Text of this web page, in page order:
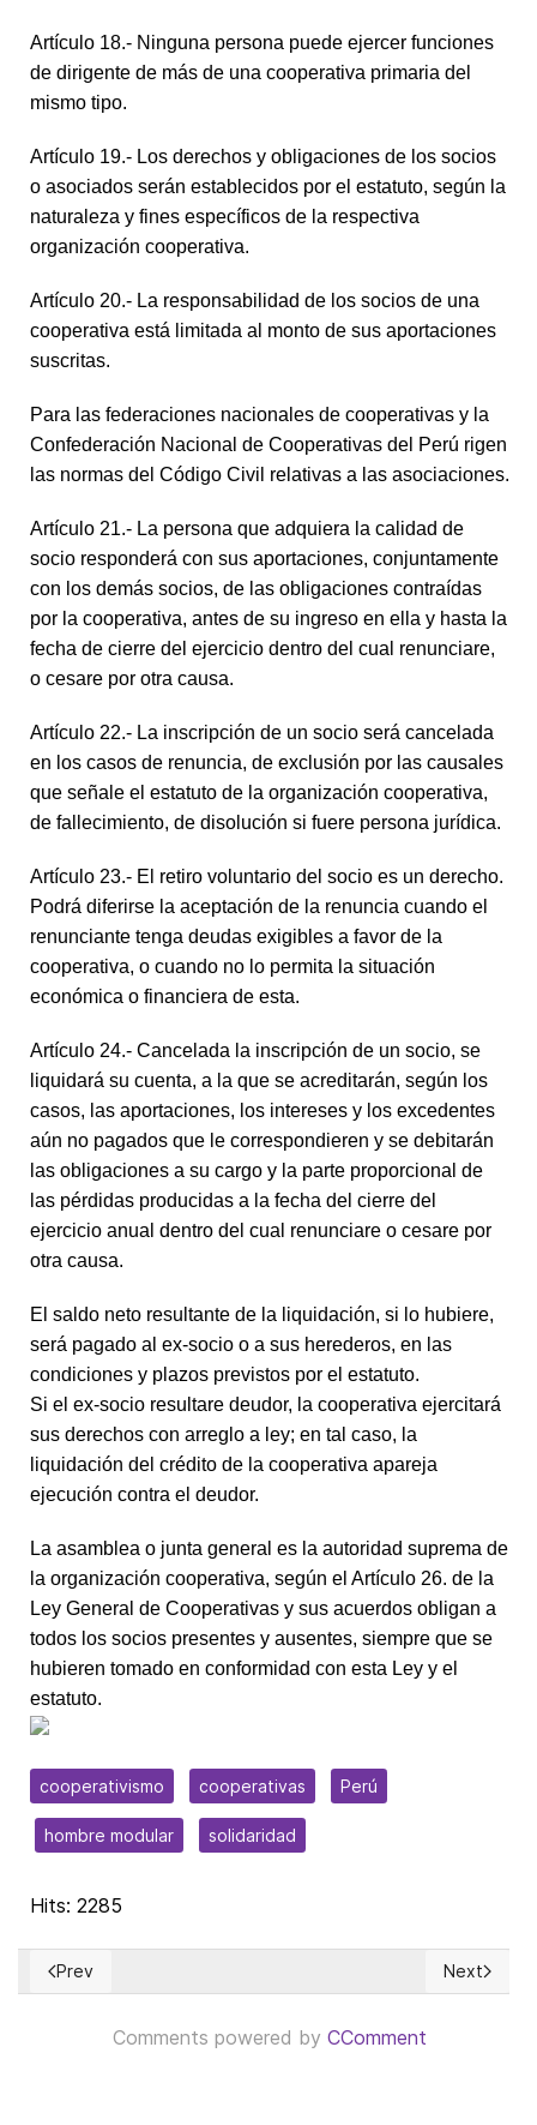
Artículo 18.- Ninguna persona puede ejercer funciones
de dirigente de más de una cooperativa primaria del
mismo tipo.
Artículo 19.- Los derechos y obligaciones de los socios
o asociados serán establecidos por el estatuto, según la
naturaleza y fines específicos de la respectiva
organización cooperativa.
Artículo 20.- La responsabilidad de los socios de una
cooperativa está limitada al monto de sus aportaciones
suscritas.
Para las federaciones nacionales de cooperativas y la
Confederación Nacional de Cooperativas del Perú rigen
las normas del Código Civil relativas a las asociaciones.
Artículo 21.- La persona que adquiera la calidad de
socio responderá con sus aportaciones, conjuntamente
con los demás socios, de las obligaciones contraídas
por la cooperativa, antes de su ingreso en ella y hasta la
fecha de cierre del ejercicio dentro del cual renunciare,
o cesare por otra causa.
Artículo 22.- La inscripción de un socio será cancelada
en los casos de renuncia, de exclusión por las causales
que señale el estatuto de la organización cooperativa,
de fallecimiento, de disolución si fuere persona jurídica.
Artículo 23.- El retiro voluntario del socio es un derecho.
Podrá diferirse la aceptación de la renuncia cuando el
renunciante tenga deudas exigibles a favor de la
cooperativa, o cuando no lo permita la situación
económica o financiera de esta.
Artículo 24.- Cancelada la inscripción de un socio, se
liquidará su cuenta, a la que se acreditarán, según los
casos, las aportaciones, los intereses y los excedentes
aún no pagados que le correspondieren y se debitarán
las obligaciones a su cargo y la parte proporcional de
las pérdidas producidas a la fecha del cierre del
ejercicio anual dentro del cual renunciare o cesare por
otra causa.
El saldo neto resultante de la liquidación, si lo hubiere,
será pagado al ex-socio o a sus herederos, en las
condiciones y plazos previstos por el estatuto.
Si el ex-socio resultare deudor, la cooperativa ejercitará
sus derechos con arreglo a ley; en tal caso, la
liquidación del crédito de la cooperativa apareja
ejecución contra el deudor.
La asamblea o junta general es la autoridad suprema de
la organización cooperativa, según el Artículo 26. de la
Ley General de Cooperativas y sus acuerdos obligan a
todos los socios presentes y ausentes, siempre que se
hubieren tomado en conformidad con esta Ley y el
estatuto.
cooperativismo cooperativas Perú
hombre modular solidaridad
Hits: 2285
Previous article: Healing politics means healing culture first
Prev Next
Next
Comments powered by CComment